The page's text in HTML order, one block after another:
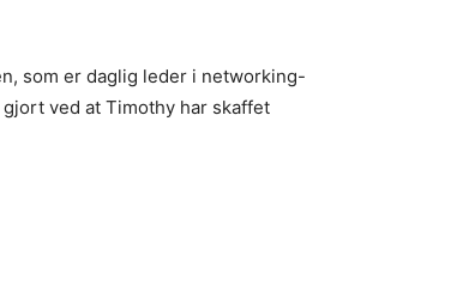
som er daglig leder i networking-
ved at Timothy har skaffet